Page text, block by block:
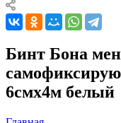
Бинт Бона
6смх4м белый